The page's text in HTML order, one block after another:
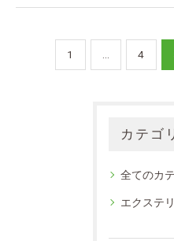
1 4
カテゴ
全てのカ
エクステ